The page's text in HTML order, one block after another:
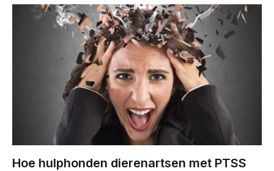
Hoe hulphonden dierenartsen met PTSS